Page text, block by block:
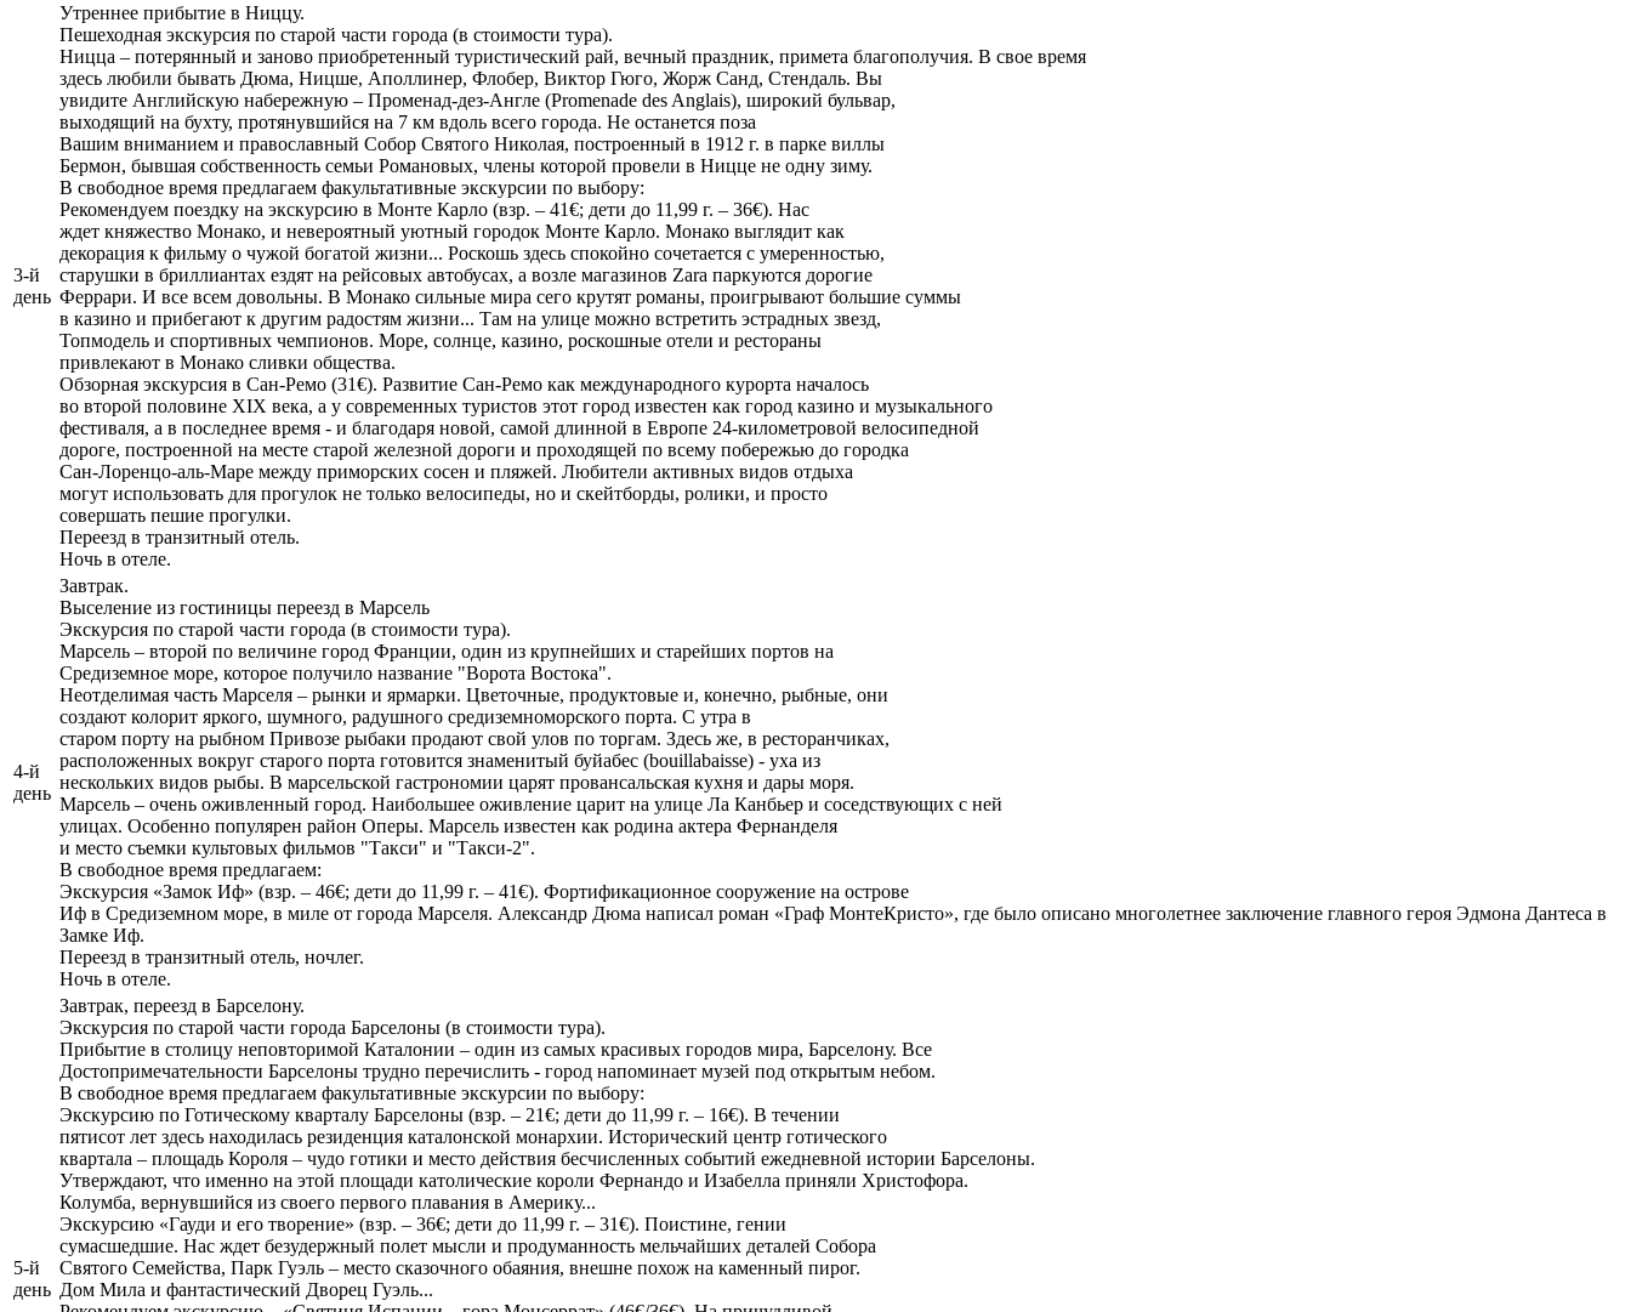
3-й
день
Утреннее прибытие в Ниццу.
Пешеходная экскурсия по старой части города (в стоимости тура).
Ницца – потерянный и заново приобретенный туристический рай, вечный праздник, примета благополучия. В свое время
здесь любили бывать Дюма, Ницше, Аполлинер, Флобер, Виктор Гюго, Жорж Санд, Стендаль. Вы
увидите Английскую набережную – Променад-дез-Англе (Promenade des Anglais), широкий бульвар,
выходящий на бухту, протянувшийся на 7 км вдоль всего города. Не останется поза
Вашим вниманием и православный Собор Святого Николая, построенный в 1912 г. в парке виллы
Бермон, бывшая собственность семьи Романовых, члены которой провели в Ницце не одну зиму.
В свободное время предлагаем факультативные экскурсии по выбору:
Рекомендуем поездку на экскурсию в Монте Карло (взр. – 41€; дети до 11,99 г. – 36€). Нас
ждет княжество Монако, и невероятный уютный городок Монте Карло. Монако выглядит как
декорация к фильму о чужой богатой жизни... Роскошь здесь спокойно сочетается с умеренностью,
старушки в бриллиантах ездят на рейсовых автобусах, а возле магазинов Zara паркуются дорогие
Феррари. И все всем довольны. В Монако сильные мира сего крутят романы, проигрывают большие суммы
в казино и прибегают к другим радостям жизни... Там на улице можно встретить эстрадных звезд,
Топмодель и спортивных чемпионов. Море, солнце, казино, роскошные отели и рестораны
привлекают в Монако сливки общества.
Обзорная экскурсия в Сан-Ремо (31€). Развитие Сан-Ремо как международного курорта началось
во второй половине XIX века, а у современных туристов этот город известен как город казино и музыкального
фестиваля, а в последнее время - и благодаря новой, самой длинной в Европе 24-километровой велосипедной
дороге, построенной на месте старой железной дороги и проходящей по всему побережью до городка
Сан-Лоренцо-аль-Маре между приморских сосен и пляжей. Любители активных видов отдыха
могут использовать для прогулок не только велосипеды, но и скейтборды, ролики, и просто
совершать пешие прогулки.
Переезд в транзитный отель.
Ночь в отеле.
4-й
день
Завтрак.
Выселение из гостиницы переезд в Марсель
Экскурсия по старой части города (в стоимости тура).
Марсель – второй по величине город Франции, один из крупнейших и старейших портов на
Средиземное море, которое получило название "Ворота Востока".
Неотделимая часть Марселя – рынки и ярмарки. Цветочные, продуктовые и, конечно, рыбные, они
создают колорит яркого, шумного, радушного средиземноморского порта. С утра в
старом порту на рыбном Привозе рыбаки продают свой улов по торгам. Здесь же, в ресторанчиках,
расположенных вокруг старого порта готовится знаменитый буйабес (bouillabaisse) - уха из
нескольких видов рыбы. В марсельской гастрономии царят провансальская кухня и дары моря.
Марсель – очень оживленный город. Наибольшее оживление царит на улице Ла Канбьер и соседствующих с ней
улицах. Особенно популярен район Оперы. Марсель известен как родина актера Фернанделя
и место съемки культовых фильмов "Такси" и "Такси-2".
В свободное время предлагаем:
Экскурсия «Замок Иф» (взр. – 46€; дети до 11,99 г. – 41€). Фортификационное сооружение на острове
Иф в Средиземном море, в миле от города Марселя. Александр Дюма написал роман «Граф МонтеКристо», где было описано многолетнее заключение главного героя Эдмона Дантеса в
Замке Иф.
Переезд в транзитный отель, ночлег.
Ночь в отеле.
5-й
день
Завтрак, переезд в Барселону.
Экскурсия по старой части города Барселоны (в стоимости тура).
Прибытие в столицу неповторимой Каталонии – один из самых красивых городов мира, Барселону. Все
Достопримечательности Барселоны трудно перечислить - город напоминает музей под открытым небом.
В свободное время предлагаем факультативные экскурсии по выбору:
Экскурсию по Готическому кварталу Барселоны (взр. – 21€; дети до 11,99 г. – 16€). В течении
пятисот лет здесь находилась резиденция каталонской монархии. Исторический центр готического
квартала – площадь Короля – чудо готики и место действия бесчисленных событий ежедневной истории Барселоны.
Утверждают, что именно на этой площади католические короли Фернандо и Изабелла приняли Христофора.
Колумба, вернувшийся из своего первого плавания в Америку...
Экскурсию «Гауди и его творение» (взр. – 36€; дети до 11,99 г. – 31€). Поистине, гении
сумасшедшие. Нас ждет безудержный полет мысли и продуманность мельчайших деталей Собора
Святого Семейства, Парк Гуэль – место сказочного обаяния, внешне похож на каменный пирог.
Дом Мила и фантастический Дворец Гуэль...